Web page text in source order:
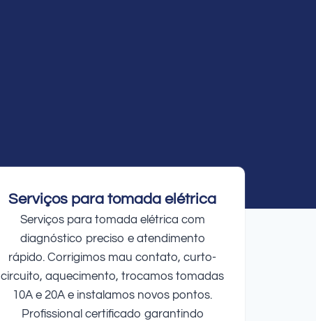
Serviços para tomada elétrica
Serviços para tomada elétrica com
diagnóstico preciso e atendimento
rápido. Corrigimos mau contato, curto-
circuito, aquecimento, trocamos tomadas
10A e 20A e instalamos novos pontos.
Profissional certificado garantindo